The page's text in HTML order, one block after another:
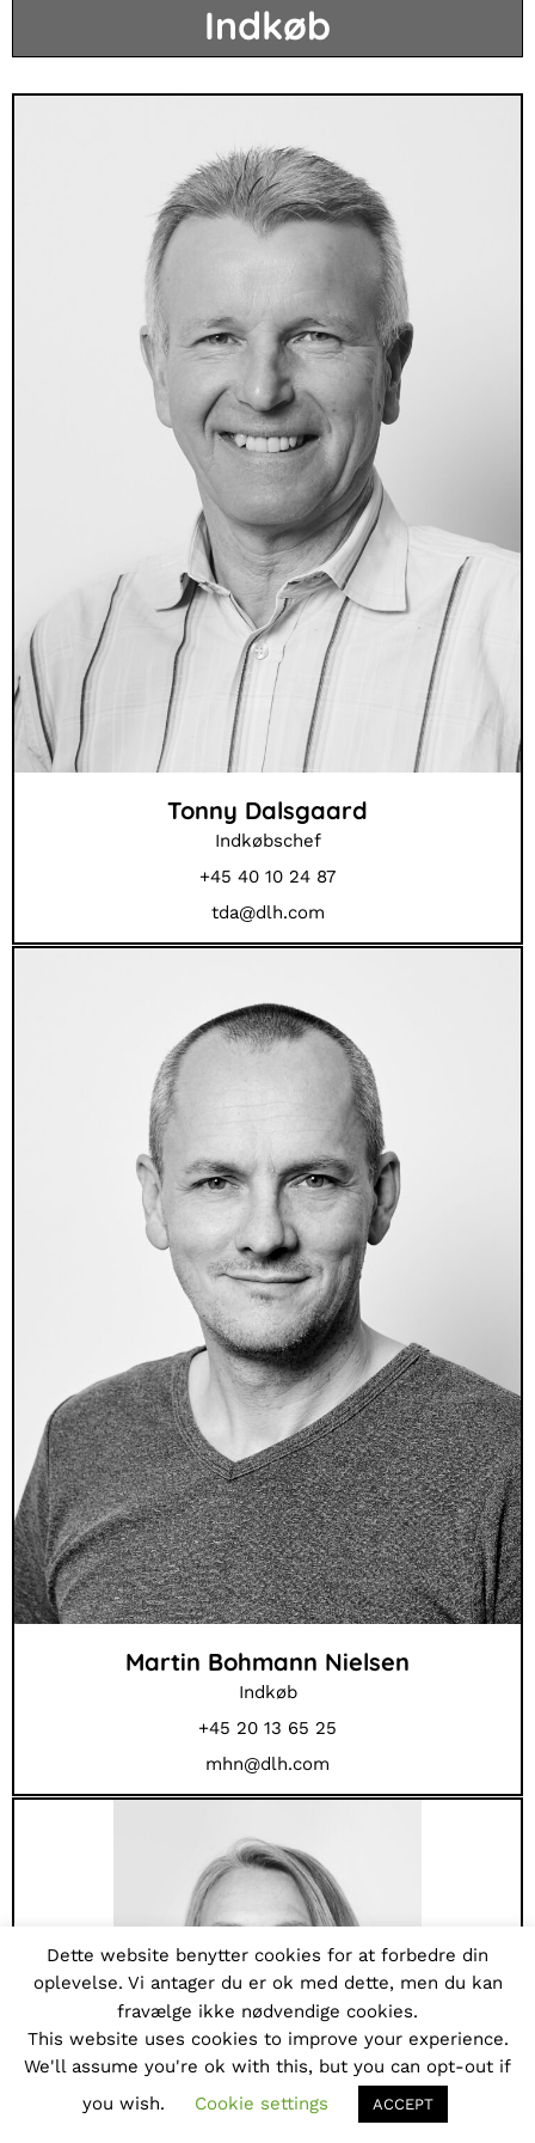
Indkøb
Tonny Dalsgaard
Indkøbschef
+45 40 10 24 87
tda@dlh.com
Martin Bohmann Nielsen
Indkøb
+45 20 13 65 25
mhn@dlh.com
Dette website benytter cookies for at forbedre din
oplevelse. Vi antager du er ok med dette, men du kan
fravælge ikke nødvendige cookies.
This website uses cookies to improve your experience.
We'll assume you're ok with this, but you can opt-out if
you wish.
Cookie settings ACCEPT